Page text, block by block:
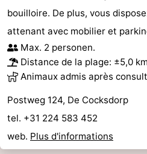
Stationnement
des
Wadden
Adresses
Médicales
Région
Îles
bouilloire. De plus, vous
attenant avec mobilier et
Max. 2 personen.
Distance de la plage: ±5,0
Animaux admis après
Postweg 124, De Cocksdorp
tel. +31 224 583 452
web. Plus d'informations